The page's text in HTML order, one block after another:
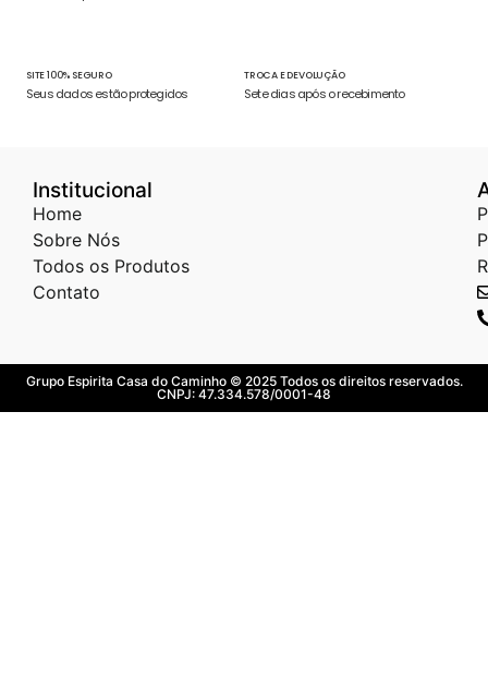
SITE 100% SEGURO
Seus dados estão protegidos
TROCA E DEVOLUÇÃO
Sete dias após o recebimento
Institucional
Home
Sobre Nós
Todos os Produtos
Contato
Grupo Espirita Casa do Caminho © 2025 Todos os direitos reservados.
CNPJ: 47.334.578/0001-48